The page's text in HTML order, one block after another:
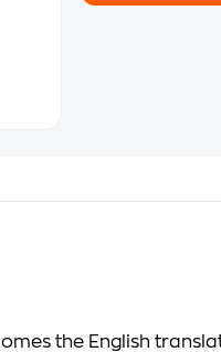
the English